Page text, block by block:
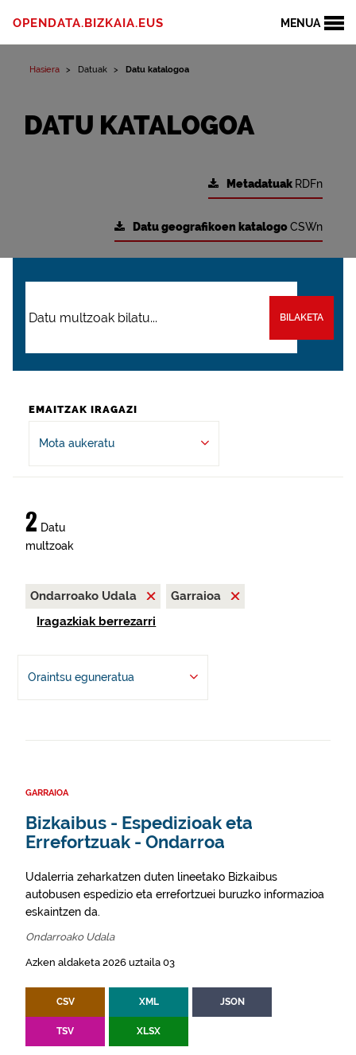
MENUA
OPENDATA.BIZKAIA.EUS
Hasiera Datuak Datu katalogoa
DATU KATALOGOA
Metadatuak RDFn
Datu geografikoen katalogoCSWn
BILAKETA
EMAITZAK IRAGAZI
Mota aukeratu
2 Datu
multzoak
Ondarroako Udala
Garraioa
Iragazkiak berrezarri
Oraintsu eguneratua
GARRAIOA
Bizkaibus - Espedizioak eta
Errefortzuak - Ondarroa
Udalerria zeharkatzen duten lineetako Bizkaibus
autobusen espedizio eta errefortzuei buruzko informazioa
eskaintzen da.
Ondarroako Udala
Azken aldaketa 2026 uztaila 03
CSV XML JSON
TSV XLSX